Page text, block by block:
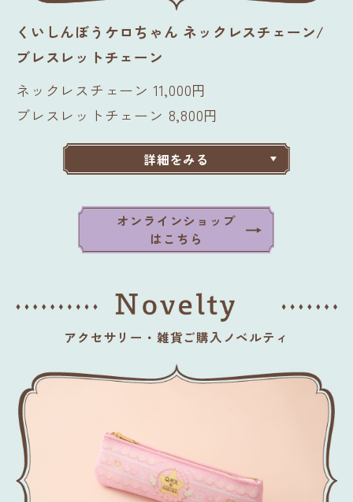
くいしんぼうケロちゃん ネックレスチェーン/
ブレスレットチェーン
ネックレスチェーン 11,000円
ブレスレットチェーン 8,800円
詳細をみる
オンラインショップ
はこちら
アクセサリー・雑貨ご購入ノベルティ